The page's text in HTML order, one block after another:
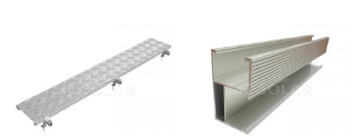
ophoopt. Deze clips
zorgen ervoor dat water
kan weglopen,
waardoor
vochtophoping wordt
voorkomen. Dit voorkomt
corrosie van het frame,
plekken vast te zetten.
Ze zijn uitermate
geschikt voor zonne-
energie-installaties,
buitenprojecten en ruwe
fabrieksomgevingen,
omdat ze supersterk zijn
en lang meegaan.